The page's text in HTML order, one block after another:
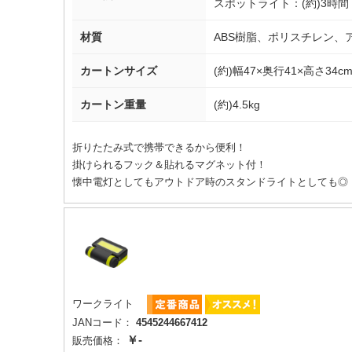
スポットライト：(約)3時間
材質 ABS樹脂、ポリスチレン、
カートンサイズ (約)幅47×奥行41×高さ34cm
カートン重量 (約)4.5kg
折りたたみ式で携帯できるから便利！
掛けられるフック＆貼れるマグネット付！
懐中電灯としてもアウトドア時のスタンドライトとしても◎
ワークライト
JANコード： 4545244667412
販売価格：
￥-